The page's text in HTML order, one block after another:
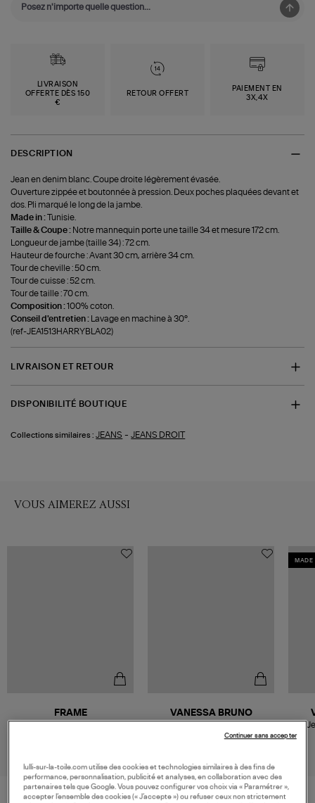
LIVRAISON
OFFERTE DÈS 150
€
RETOUR OFFERT
PAIEMENT EN
3X,4X
DESCRIPTION
Jean en denim blanc. Coupe droite légèrement évasée.
Ouverture zippée et boutonnée à pression. Deux poches plaquées devant et
dos. Pli marqué le long de la jambe.
Made in :
Tunisie.
Taille & Coupe : Notre mannequin porte une taille 34 et mesure 172 cm.
Longueur de jambe (taille 34) : 72 cm.
Hauteur de fourche : Avant 30 cm, arrière 34 cm.
Tour de cheville : 50 cm.
Tour de cuisse : 52 cm.
Tour de taille : 70 cm.
Composition :100% coton.
Conseil d'entretien :
Lavage en machine à 30°.
(ref-JEA1513HARRYBLA02)
LIVRAISON ET RETOUR
DISPONIBILITÉ BOUTIQUE
Collections similaires : JEANS -JEANS DROIT
VOUS AIMEREZ AUSSI
FRAME
195,00 €
VANESSA BRUNO
MADE
lulli-sur-la-toile.com utilise des cookies et technologies similaires à des fins de
performance, personnalisation, publicité et analyses, en collaboration avec des
partenaires tels que Google. Vous pouvez configurer vos choix via « Paramétrer »,
accepter l’ensemble des cookies (« J’accepte ») ou refuser ceux non strictement
Continuer sans accepter